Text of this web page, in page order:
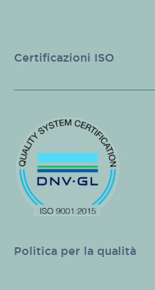
Certificazioni ISO
Politica per la qualità